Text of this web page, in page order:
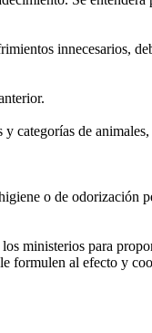
innecesarios,
categorías de
o de odorización
ministerios para
formulen al efecto y